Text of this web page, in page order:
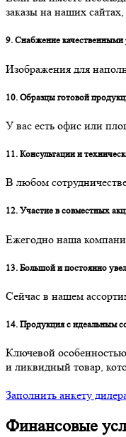
заказы на наших
9. Снабжение
Изображения для
10. Образцы готовой
У вас есть офис или
11. Консультации и
В любом
12. Участие в совместных
Ежегодно наша
13. Большой и постоянно
Сейчас в нашем
14. Продукция с идеальным
Ключевой особенностью
и ликвидный товар,
Заполнить анкету
Финансовые